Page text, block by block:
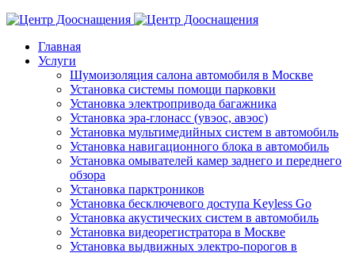
Главная
Услуги
Шумоизоляция салона автомобиля в Москве
Установка системы помощи парковки
Установка электропривода багажника
Установка эра-глонасс (увэос, авэос)
Установка мультимедийных систем в автомобиль
Установка навигационного блока в автомобиль
Установка омывателей камер заднего и переднего
обзора
Установка парктроников
Установка бесключевого доступа Keyless Go
Установка акустических систем в автомобиль
Установка видеорегистратора в Москве
Установка выдвижных электро-порогов в